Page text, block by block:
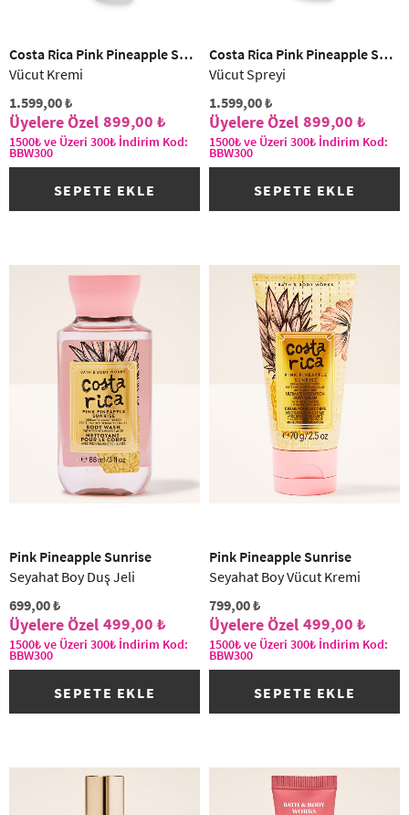
Costa Rica Pink Pineapple Sunrise
Vücut Kremi
1.599,00 ₺
899,00 ₺
1500₺ ve Üzeri 300₺ İndirim Kod:
BBW300
SEPETE EKLE
Costa Rica Pink Pineapple Sunrise
Vücut Spreyi
1.599,00 ₺
899,00 ₺
1500₺ ve Üzeri 300₺ İndirim Kod:
BBW300
SEPETE EKLE
Pink Pineapple Sunrise
Seyahat Boy Duş Jeli
699,00 ₺
499,00 ₺
1500₺ ve Üzeri 300₺ İndirim Kod:
BBW300
SEPETE EKLE
Pink Pineapple Sunrise
Seyahat Boy Vücut Kremi
799,00 ₺
499,00 ₺
1500₺ ve Üzeri 300₺ İndirim Kod:
BBW300
SEPETE EKLE